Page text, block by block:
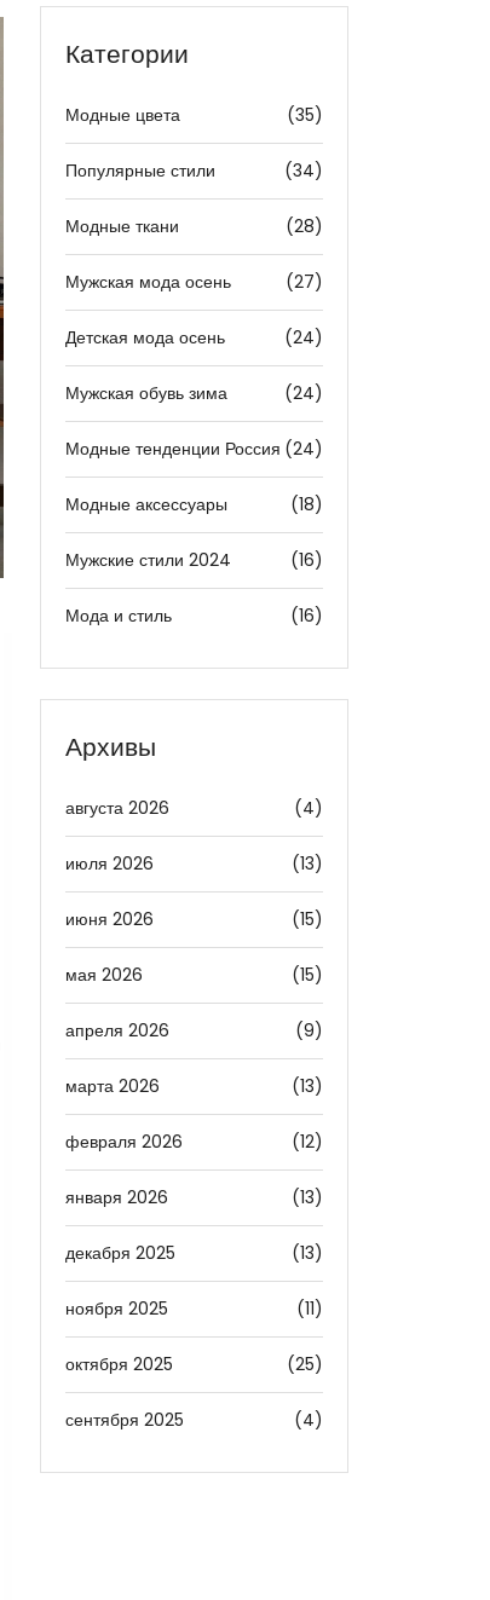
Категории
Модные цвета (35)
Популярные стили (34)
Модные ткани (28)
Мужская мода осень (27)
Детская мода осень (24)
Мужская обувь зима (24)
Модные тенденции Россия (24)
Модные аксессуары (18)
Мужские стили 2024 (16)
Мода и стиль (16)
Архивы
августа 2026 (4)
июля 2026 (13)
июня 2026 (15)
мая 2026 (15)
апреля 2026 (9)
марта 2026 (13)
февраля 2026 (12)
января 2026 (13)
декабря 2025 (13)
ноября 2025 (11)
октября 2025 (25)
сентября 2025 (4)